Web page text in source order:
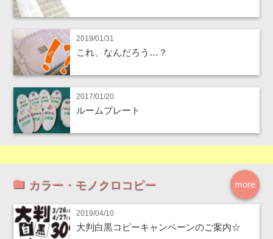
2019/01/31
これ、なんだろう…？
2017/01/20
ルームプレート
more
カラー・モノクロコピー
2019/04/10
大判白黒コピーキャンペーンのご案内☆